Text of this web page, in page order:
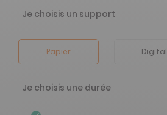
Je choisis un support
Papier Digital
Je choisis une durée